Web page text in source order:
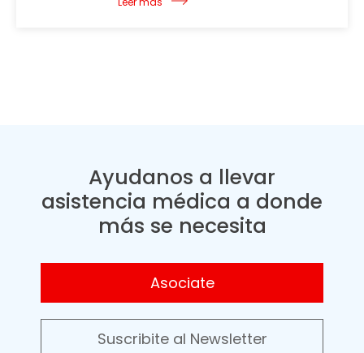
Ayudanos a llevar
asistencia médica a donde
más se necesita
Asociate
Suscribite al Newsletter